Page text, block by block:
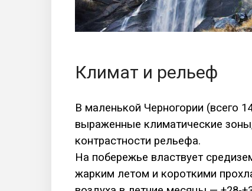
Климат и рельеф
В маленькой Черногории (всего
выраженные климатические
контрастности рельефа.
На побережье властвует
жарким летом и короткими